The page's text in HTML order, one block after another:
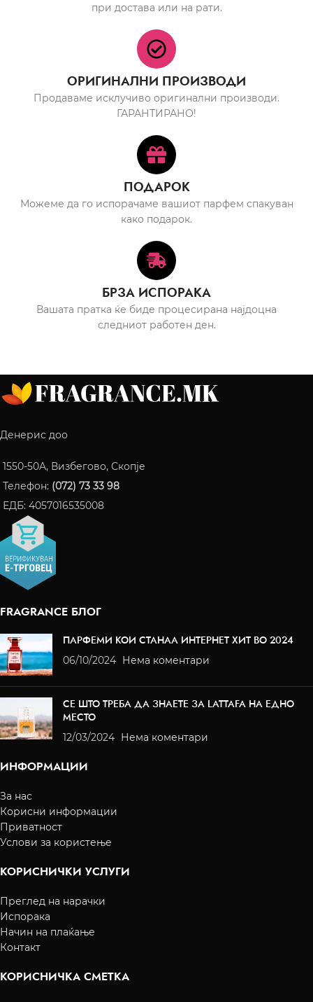
при достава или на рати.
ОРИГИНАЛНИ ПРОИЗВОДИ
Продаваме исклучиво оригинални производи.
ГАРАНТИРАНО!
ПОДАРОК
Можеме да го испорачаме вашиот парфем спакуван
како подарок.
БРЗА ИСПОРАКА
Вашата пратка ќе биде процесирана најдоцна
следниот работен ден.
Денерис доо
1550-50A, Визбегово, Скопје
Телефон: (072) 73 33 98
ЕДБ: 4057016535008
FRAGRANCE БЛОГ
ПАРФЕМИ КОИ СТАНАА ИНТЕРНЕТ ХИТ ВО 2024
06/10/2024 Нема коментари
СЕ ШТО ТРЕБА ДА ЗНАЕТЕ ЗА LATTAFA НА ЕДНО
МЕСТО
12/03/2024 Нема коментари
ИНФОРМАЦИИ
За нас
Корисни информации
Приватност
Услови за користење
КОРИСНИЧКИ УСЛУГИ
Преглед на нарачки
Испорака
Начин на плаќање
Контакт
КОРИСНИЧКА СМЕТКА